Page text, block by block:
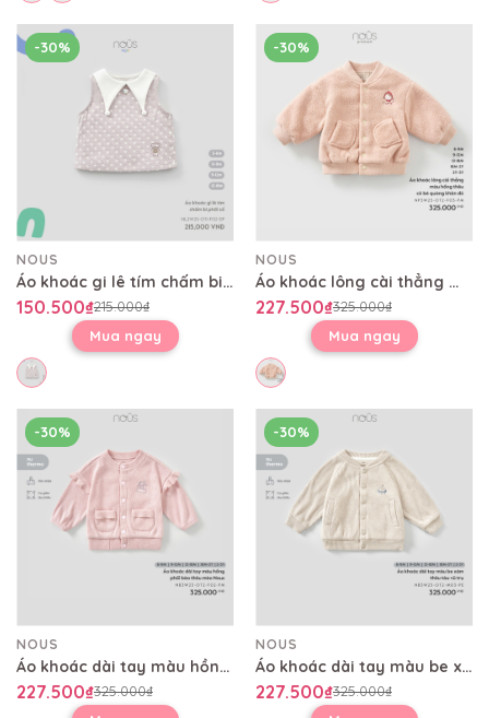
-30%
NOUS
Áo khoác gi lê tím chấm bi phối cổ
150.500₫215.000₫
Mua ngay
-30%
NOUS
Áo khoác lông cài thẳng màu hồng thêu cô bé quàng khăn đỏ
227.500₫325.000₫
Mua ngay
-30%
NOUS
Áo khoác dài tay màu hồng phối bèo thêu mèo Nous
227.500₫325.000₫
-30%
NOUS
Áo khoác dài tay màu be xám thêu tàu vũ trụ
227.500₫325.000₫